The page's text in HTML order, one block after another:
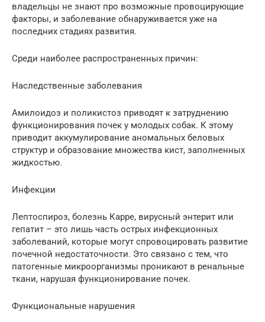
владельцы не знают про возможные провоцирующие
факторы, и заболевание обнаруживается уже на
последних стадиях развития.
Среди наиболее распространенных причин:
Наследственные заболевания
Амилоидоз и поликистоз приводят к затруднению
функционирования почек у молодых собак. К этому
приводит аккумулирование аномальных беловых
структур и образование множества кист, заполненных
жидкостью.
Инфекции
Лептоспироз, болезнь Карре, вирусный энтерит или
гепатит – это лишь часть острых инфекционных
заболеваний, которые могут спровоцировать развитие
почечной недостаточности. Это связано с тем, что
патогенные микроорганизмы проникают в ренальные
ткани, нарушая функционирование почек.
Функциональные нарушения